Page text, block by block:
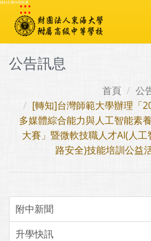
跳到主要內容區塊
:::
公告訊息
首頁
公
[轉知]台灣師範大學辦理「
多媒體綜合能力與人工智能素
大賽」暨微軟技職人才AI(人
路安全)技能培訓公益
附中新聞
升學快訊